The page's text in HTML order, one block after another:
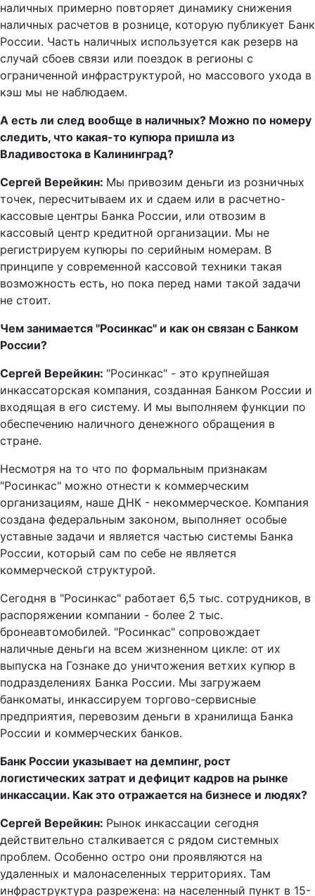
наличных примерно повторяет динамику снижения
наличных расчетов в рознице, которую публикует Банк
России. Часть наличных используется как резерв на
случай сбоев связи или поездок в регионы с
ограниченной инфраструктурой, но массового ухода в
кэш мы не наблюдаем.
А есть ли след вообще в наличных? Можно по номеру
следить, что какая-то купюра пришла из
Владивостока в Калининград?
Сергей Верейкин: Мы привозим деньги из розничных
точек, пересчитываем их и сдаем или в расчетно-
кассовые центры Банка России, или отвозим в
кассовый центр кредитной организации. Мы не
регистрируем купюры по серийным номерам. В
принципе у современной кассовой техники такая
возможность есть, но пока перед нами такой задачи
не стоит.
Чем занимается "Росинкас" и как он связан с Банком
России?
Сергей Верейкин: "Росинкас" - это крупнейшая
инкассаторская компания, созданная Банком России и
входящая в его систему. И мы выполняем функции по
обеспечению наличного денежного обращения в
стране.
Несмотря на то что по формальным признакам
"Росинкас" можно отнести к коммерческим
организациям, наше ДНК - некоммерческое. Компания
создана федеральным законом, выполняет особые
уставные задачи и является частью системы Банка
России, который сам по себе не является
коммерческой структурой.
Сегодня в "Росинкас" работает 6,5 тыс. сотрудников, в
распоряжении компании - более 2 тыс.
бронеавтомобилей. "Росинкас" сопровождает
наличные деньги на всем жизненном цикле: от их
выпуска на Гознаке до уничтожения ветхих купюр в
подразделениях Банка России. Мы загружаем
банкоматы, инкассируем торгово-сервисные
предприятия, перевозим деньги в хранилища Банка
России и коммерческих банков.
Банк России указывает на демпинг, рост
логистических затрат и дефицит кадров на рынке
инкассации. Как это отражается на бизнесе и людях?
Сергей Верейкин: Рынок инкассации сегодня
действительно сталкивается с рядом системных
проблем. Особенно остро они проявляются на
удаленных и малонаселенных территориях. Там
инфраструктура разрежена: на населенный пункт в 15-